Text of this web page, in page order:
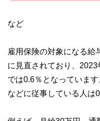
など
雇用保険の対象になる給
に見直されており、
では0.6％となっていま
などに従事している人は